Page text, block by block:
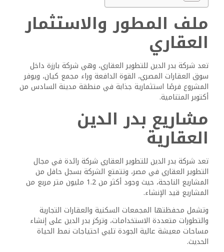
ملف المطور والاستثمار
العقاري
تعد شركة بدر الدين للتطوير العقاري، وهي شركة بارزة داخل
سوق العقارات المصري، القوة الدافعة وراء مجمع كيان، ويوفر
المشروع فرصًا استثمارية جذابة في منطقة مدينة السادس من
أكتوبر المتنامية.
مشاريع بدر الدين
العقارية
تعد شركة بدر الدين للتطوير العقاري شركة رائدة في مجال
التطوير العقاري في مصر، وتتمتع الشركة بسجل حافل من
المشاريع الناجحة، حيث وجود أكثر من 1.2 مليون متر مربع من
المشاريع قيد الإنشاء.
وتشمل محفظتها المجمعات السكنية والعقارات التجارية
والتطورات متعددة الاستخدامات، وتركز بدر الدين على إنشاء
مساحات معيشة عالية الجودة تلبي احتياجات نمط الحياة
الحديث.